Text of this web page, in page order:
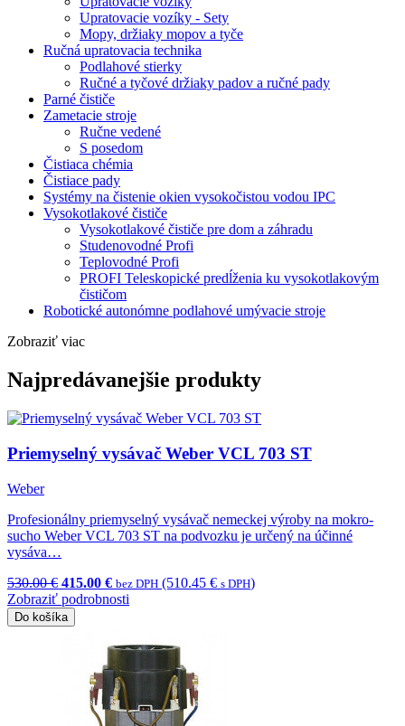
Upratovacie vozíky - Sety
Mopy, držiaky mopov a tyče
Ručná upratovacia technika
Podlahové stierky
Ručné a tyčové držiaky padov a ručné pady
Parné čističe
Zametacie stroje
Ručne vedené
S posedom
Čistiaca chémia
Čistiace pady
Systémy na čistenie okien vysokočistou vodou IPC
Vysokotlakové čističe
Vysokotlakové čističe pre dom a záhradu
Studenovodné Profi
Teplovodné Profi
PROFI Teleskopické predĺženia ku vysokotlakovým
čističom
Robotické autonómne podlahové umývacie stroje
Zobraziť viac
Najpredávanejšie produkty
Priemyselný vysávač Weber VCL 703 ST
Weber
Profesionálny priemyselný vysávač nemeckej výroby na mokro-
sucho Weber VCL 703 ST na podvozku je určený na účinné
vysáva…
530.00 € 415.00 € bez DPH (510.45 € s DPH)
Zobraziť podrobnosti
Do košíka